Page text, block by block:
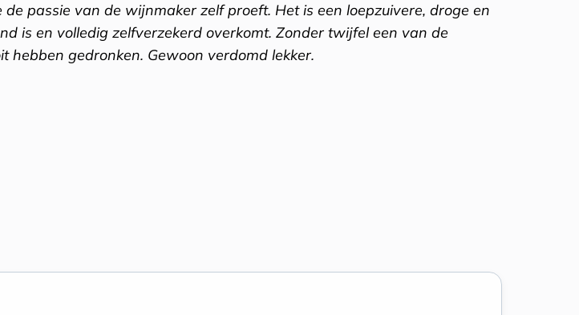
passie van de wijnmaker zelf proeft. Het is een loepzuivere, droge en
is en volledig zelfverzekerd overkomt. Zonder twijfel een van de
gedronken. Gewoon verdomd lekker.